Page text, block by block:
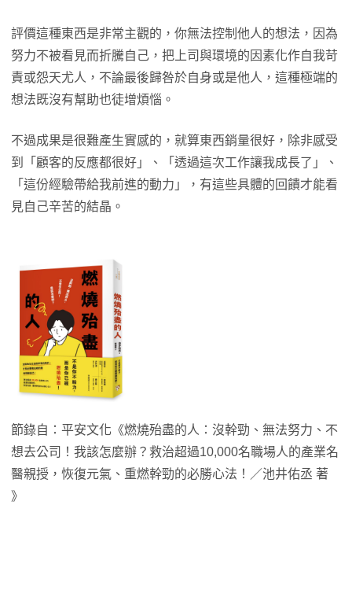
評價這種東西是非常主觀的，你無法控制他人的想法，因為
努力不被看見而折騰自己，把上司與環境的因素化作自我苛
責或怨天尤人，不論最後歸咎於自身或是他人，這種極端的
想法既沒有幫助也徒增煩惱。
不過成果是很難產生實感的，就算東西銷量很好，除非感受
到「顧客的反應都很好」、「透過這次工作讓我成長了」、
「這份經驗帶給我前進的動力」，有這些具體的回饋才能看
見自己辛苦的結晶。
節錄自：平安文化《燃燒殆盡的人：沒幹勁、無法努力、不
想去公司！我該怎麼辦？救治超過10,000名職場人的產業名
醫親授，恢復元氣、重燃幹勁的必勝心法！／池井佑丞 著
》